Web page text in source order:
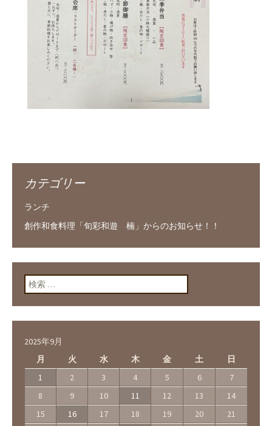
カテゴリー
ランチ
創作和食料理「旬彩和遊 楠」からのお知らせ！！
検索:
2025年9月
月
火 水 木 金 土 日
1 2 3 4 5 6
7
8
9 10 11 12 13
14
15
16 17 18 19 20
21